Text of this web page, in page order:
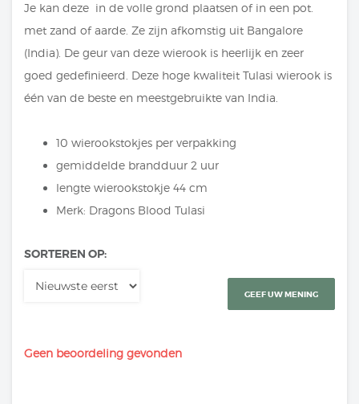
Je kan deze in de volle grond plaatsen of in een pot.
met zand of aarde. Ze zijn afkomstig uit Bangalore
(India). De geur van deze wierook is heerlijk en zeer
goed gedefinieerd. Deze hoge kwaliteit Tulasi wierook is
één van de beste en meestgebruikte van India.
10 wierookstokjes per verpakking
gemiddelde brandduur 2 uur
lengte wierookstokje 44 cm
Merk: Dragons Blood Tulasi
SORTEREN OP:
GEEF UW MENING
Geen beoordeling gevonden